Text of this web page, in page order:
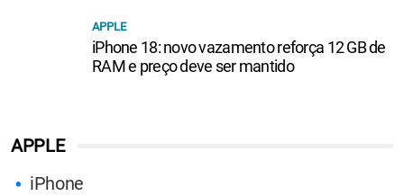
APPLE
iPhone
APPLE
iPhone 18: novo vazamento reforça 12 GB de
RAM e preço deve ser mantido